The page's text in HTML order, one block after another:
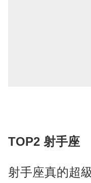
TOP2 射手座
射手座真的超